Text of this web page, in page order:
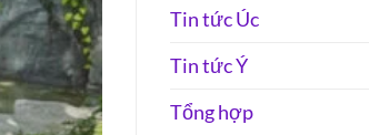
Tin tức Úc
Tin tức Ý
Tổng hợp